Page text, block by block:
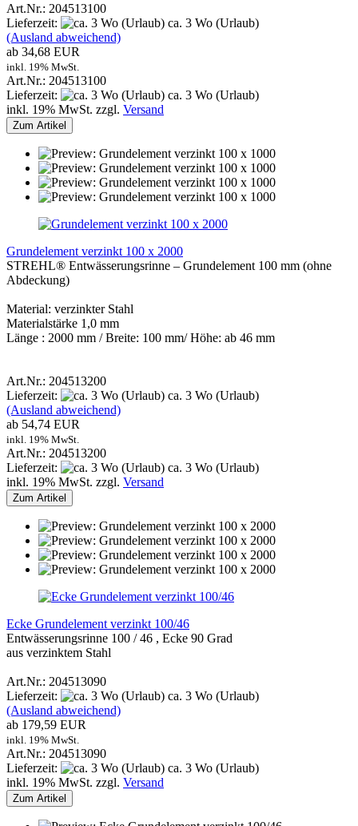
Art.Nr.: 204513100
Lieferzeit:
ca. 3 Wo (Urlaub)
(Ausland abweichend)
ab 34,68 EUR
inkl. 19% MwSt.
Art.Nr.: 204513100
Lieferzeit:
ca. 3 Wo (Urlaub)
inkl. 19% MwSt. zzgl. Versand
Zum Artikel
Grundelement verzinkt 100 x 2000
STREHL® Entwässerungsrinne – Grundelement 100 mm (ohne
Abdeckung)
Material: verzinkter Stahl
Materialstärke 1,0 mm
Länge : 2000 mm / Breite: 100 mm/ Höhe: ab 46 mm
Art.Nr.: 204513200
Lieferzeit:
ca. 3 Wo (Urlaub)
(Ausland abweichend)
ab 54,74 EUR
inkl. 19% MwSt.
Art.Nr.: 204513200
Lieferzeit:
ca. 3 Wo (Urlaub)
inkl. 19% MwSt. zzgl. Versand
Zum Artikel
Ecke Grundelement verzinkt 100/46
Entwässerungsrinne 100 / 46 , Ecke 90 Grad
aus verzinktem Stahl
Art.Nr.: 204513090
Lieferzeit:
ca. 3 Wo (Urlaub)
(Ausland abweichend)
ab 179,59 EUR
inkl. 19% MwSt.
Art.Nr.: 204513090
Lieferzeit:
ca. 3 Wo (Urlaub)
inkl. 19% MwSt. zzgl. Versand
Zum Artikel